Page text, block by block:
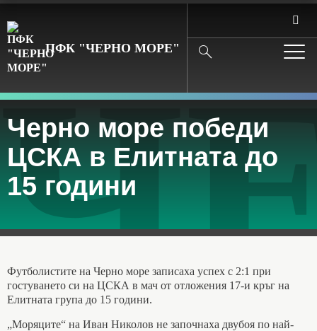
ПФК "ЧЕРНО МОРЕ" Search
Черно море победи
ЦСКА в Елитната до
15 години
Футболистите на Черно море записаха успех с 2:1 при
гостуването си на ЦСКА в мач от отложения 17-и кръг на
Елитната група до 15 години.
„Моряците“ на Иван Николов не започнаха двубоя по най-